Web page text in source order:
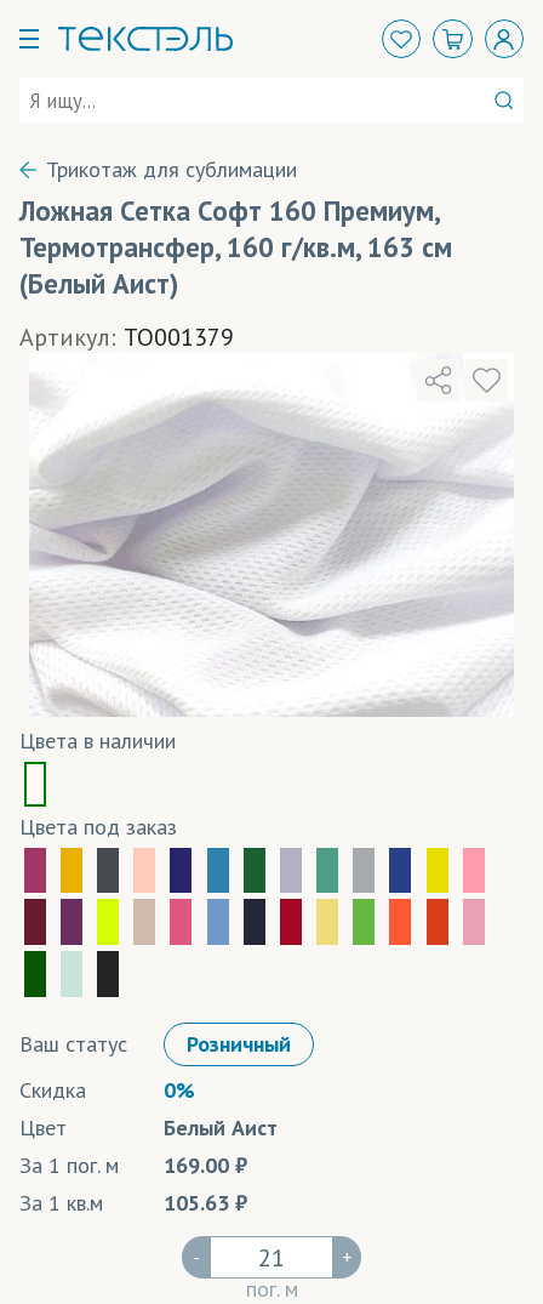
Трикотаж для сублимации
Ложная Сетка Софт 160 Премиум,
Термотрансфер, 160 г/кв.м, 163 см
(Белый Аист)
Артикул: TO001379
Цвета в наличии
Цвета под заказ
Ваш статус
Розничный
Скидка
0%
Цвет
Белый Аист
За 1 пог. м
169.00
За 1 кв.м
105.63
-
пог. м
+